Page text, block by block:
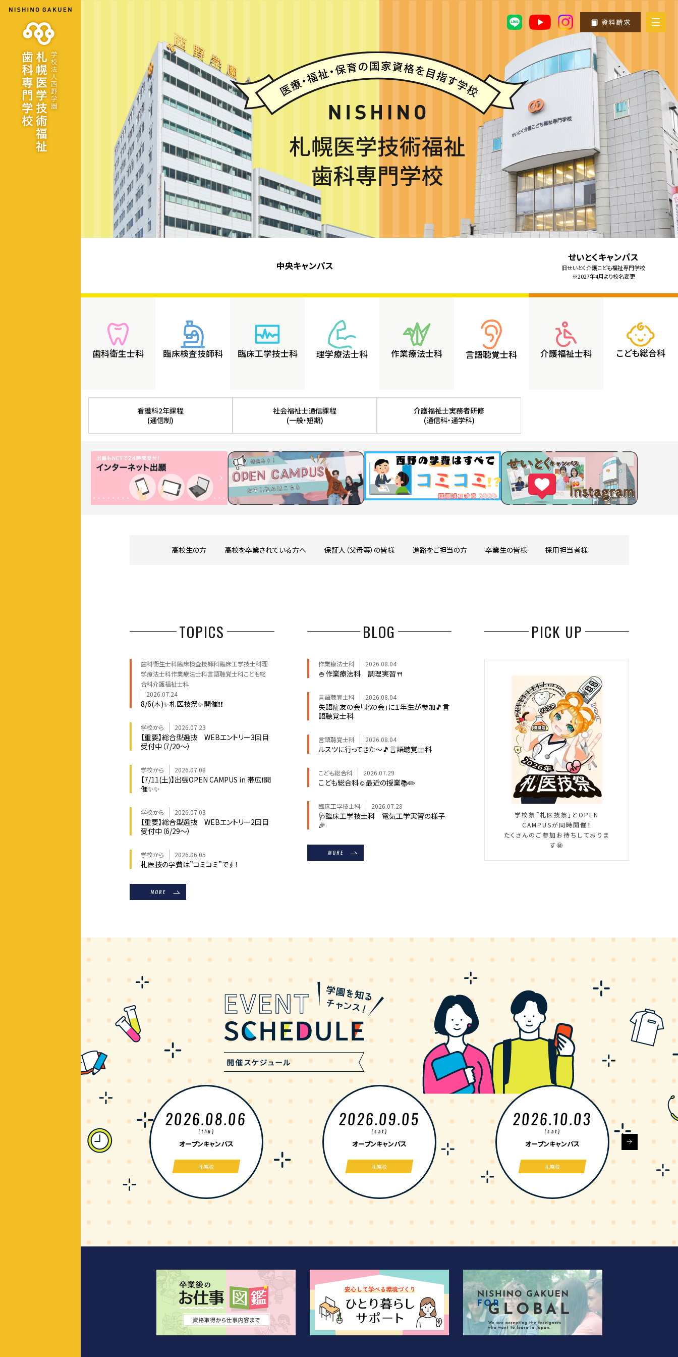
中央キャンパス
歯科衛生士科 臨床検査技師科 臨床工学技士科 理学療法士科 作業療法士科 言語聴覚士科
看護科2年課程
(通信制)
社会福祉士通信課程
(一般・短期)
介護福祉士実務者研修
(通信科・通学科)
せいとくキャンパス
旧せいとく介護こども福祉専門学校
※2027年4月より校名変更
介護福祉士科 こども総合科
高校生の方 高校を卒業されている方へ 保証人（父母等）の皆様 進路をご担当の方 卒業生の皆様 採用担当者様
TOPICS
歯科衛生士科臨床検査技師科臨床工学技士科理
学療法士科作業療法士科言語聴覚士科こども総
合科介護福祉士科
2026.07.24
8/6(木)✨札医技祭✨開催❗❗
学校から 2026.07.23
【重要】総合型選抜 WEBエントリー3回目
受付中（7/20～）
学校から 2026.07.08
【7/11(土)】出張OPEN CAMPUS in 帯広❗開
催✨✨
学校から 2026.07.03
【重要】総合型選抜 WEBエントリー2回目
受付中（6/29～）
学校から 2026.06.05
札医技の学費は”コミコミ”です！
BLOG
作業療法士科 2026.08.04
🍚作業療法科 調理実習🍴
言語聴覚士科 2026.08.04
失語症友の会「北の会」に１年生が参加🎵言
語聴覚士科
言語聴覚士科 2026.08.04
ルスツに行ってきた～🎵言語聴覚士科
こども総合科 2026.07.29
こども総合科☺最近の授業📚✏️
臨床工学技士科 2026.07.28
🩺臨床工学技士科 電気工学実習の様子
🎉
PICK UP
学校祭「札医技祭」とOPEN
CAMPUSが同時開催‼️
たくさんのご参加お待ちしておりま
す🤩
2026.08.06
(thu)
オープンキャンパス
札幌校
2026.09.05
(sat)
オープンキャンパス
札幌校
2026.10.03
(sat)
オープンキャンパス
札幌校